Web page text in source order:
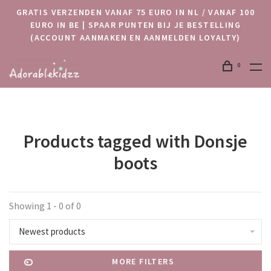
GRATIS VERZENDEN VANAF 75 EURO IN NL / VANAF 100
EURO IN BE | SPAAR PUNTEN BIJ JE BESTELLING
(ACCOUNT AANMAKEN EN AANMELDEN LOYALTY)
0
Products tagged with Donsje
boots
Showing 1 - 0 of 0
Newest products
MORE FILTERS